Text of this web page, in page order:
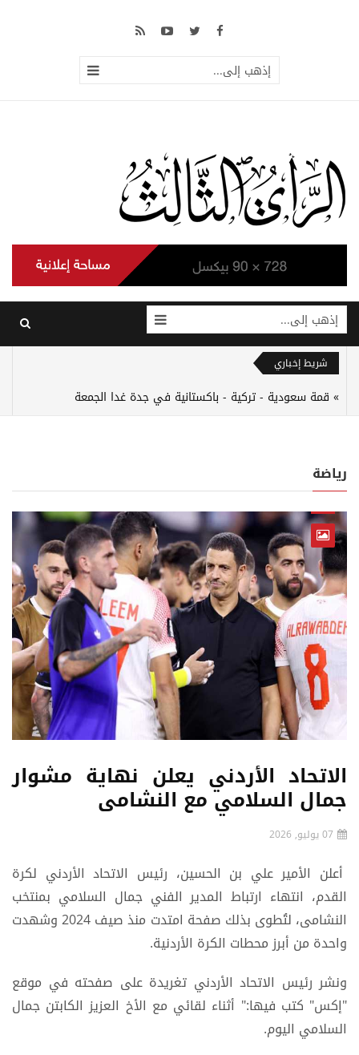
إذهب إلى...
إذهب إلى...
شريط إخباري
قمة سعودية - تركية - باكستانية في جدة غدا الجمعة
رياضة
الاتحاد الأردني يعلن نهاية مشوار
جمال السلامي مع النشامى
07 يوليو, 2026
أعلن الأمير علي بن الحسين، رئيس الاتحاد الأردني لكرة
القدم، انتهاء ارتباط المدير الفني جمال السلامي بمنتخب
النشامى، لتُطوى بذلك صفحة امتدت منذ صيف 2024 وشهدت
واحدة من أبرز محطات الكرة الأردنية.
ونشر رئيس الاتحاد الأردني تغريدة على صفحته في موقع
"إكس" كتب فيها:" أثناء لقائي مع الأخ العزيز الكابتن جمال
السلامي اليوم.